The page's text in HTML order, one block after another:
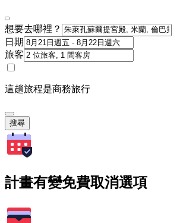
想要去哪裡？
日期
旅客
這趟旅程是商務旅行
搜尋
計畫有變免費取消選項